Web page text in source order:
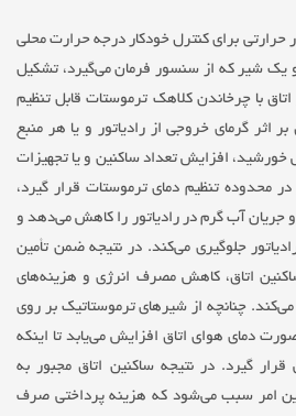
برای کنترل خودکار درجه حرارت محلی
یک شیر که از سنسور فرمان می‌گیرد، تشکیل
با چرخاندن کلاهک ترموستات قابل تنظیم
اثر گرمای خروجی از رادیاتور و یا هر منبع
خورشید، افزایش تعداد ساکنین و یا تجهیزات
محدوده تنظیم دمای ترموستات قرار گیرد،
جریان آب ‌گرم در رادیاتور را کاهش می‌دهد و
جلوگیری می‌کند. در نتیجه ضمن تأمین
اتاق، کاهش مصرف انرژی و هزینه‌های
چنانچه از شیرهای ترموستاتیک بر روی
دمای هوای اتاق افزایش می‌یابد تا اینکه
قرار گیرد. در نتیجه ساکنین اتاق مجبور به
امر سبب می‌شود که هزینه پرداختی صرف